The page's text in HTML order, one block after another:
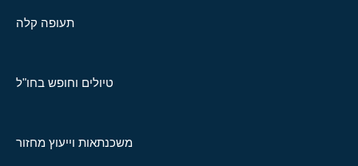
תעופה קלה
טיולים וחופש בחו"ל
משכנתאות וייעוץ מחזור